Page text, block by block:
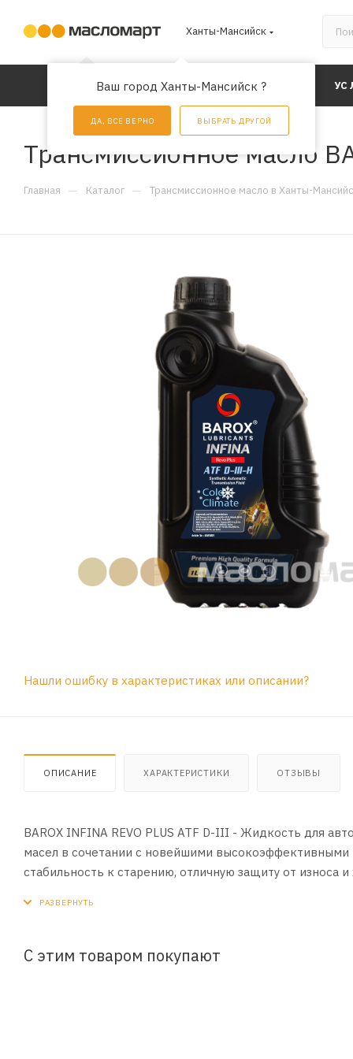
Ханты-Мансийск
Ваш город Ханты-Мансийск ?
ДА, ВСЕ ВЕРНО ВЫБРАТЬ ДРУГОЙ
КАТАЛОГ АКЦИИ
Трансмиссионное масло
Главная — Каталог — Трансмиссионное масло в Ханты-
Нашли ошибку в характеристиках или описании?
ОПИСАНИЕ ХАРАКТЕРИСТИКИ ОТЗЫВЫ
BAROX INFINA REVO PLUS ATF D-III - Жидкость для
масел в сочетании с новейшими
стабильность к старению, отличную защиту от износа
Используется в автоматических трансмиссиях,
С этим товаром покупают